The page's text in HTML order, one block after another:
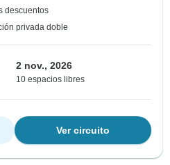
descuentos
privada doble
2 nov., 2026
10 espacios libres
Ver circuito